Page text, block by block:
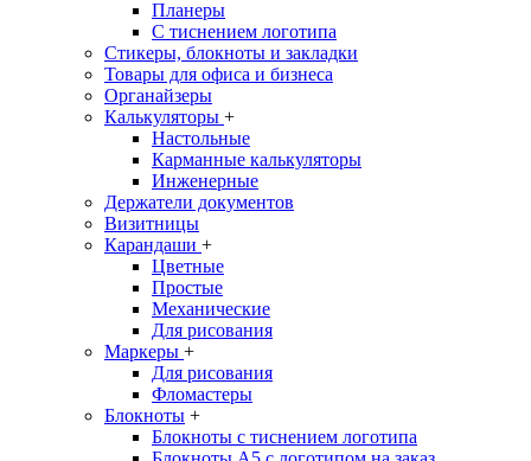
Планеры
С тиснением логотипа
Стикеры, блокноты и закладки
Товары для офиса и бизнеса
Органайзеры
Калькуляторы +
Настольные
Карманные калькуляторы
Инженерные
Держатели документов
Визитницы
Карандаши +
Цветные
Простые
Механические
Для рисования
Маркеры +
Для рисования
Фломастеры
Блокноты +
Блокноты с тиснением логотипа